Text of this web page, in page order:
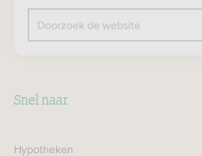
Doorzoek de website
Snel naar
Hypotheken